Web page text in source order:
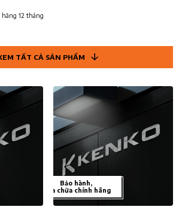
12 tháng
TẤT CẢ SẢN PHẨM
Bảo hành,
sửa chữa chính hãng